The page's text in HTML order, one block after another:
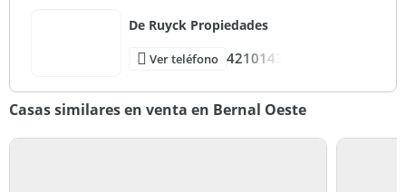
De Ruyck Propiedades
Ver teléfono 4210143
Casas similares en venta en Bernal Oeste